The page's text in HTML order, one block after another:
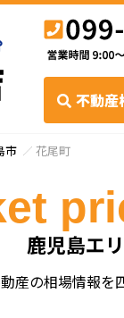
不動産
市 花尾町
鹿児島エ
産の相場情報を